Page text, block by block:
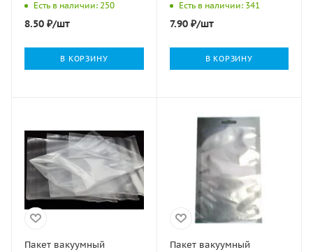
Есть в наличии: 250
8.50 ₽/шт
В КОРЗИНУ
Есть в наличии: 341
7.90₽/шт
В КОРЗИНУ
Пакет вакуумный
Пакет вакуумный